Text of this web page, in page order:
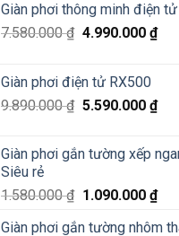
Đống
Đa
Đông
–
Siêu
chỉ
200K
Giàn phơi thông minh điện
7.580.000₫ 4.990.000 ₫
Giàn phơi điện tử RX500
9.890.000₫ 5.590.000 ₫
Giàn phơi gắn tường xếp
Siêu rẻ
1.580.000₫ 1.090.000 ₫
Giàn phơi gắn tường nhôm